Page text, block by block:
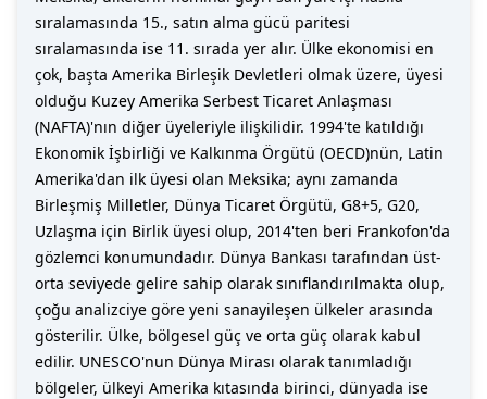
sıralamasında 15., satın alma gücü paritesi
sıralamasında ise 11. sırada yer alır. Ülke ekonomisi en
çok, başta Amerika Birleşik Devletleri olmak üzere, üyesi
olduğu Kuzey Amerika Serbest Ticaret Anlaşması
(NAFTA)'nın diğer üyeleriyle ilişkilidir. 1994'te katıldığı
Ekonomik İşbirliği ve Kalkınma Örgütü (OECD)nün, Latin
Amerika'dan ilk üyesi olan Meksika; aynı zamanda
Birleşmiş Milletler, Dünya Ticaret Örgütü, G8+5, G20,
Uzlaşma için Birlik üyesi olup, 2014'ten beri Frankofon'da
gözlemci konumundadır. Dünya Bankası tarafından üst-
orta seviyede gelire sahip olarak sınıflandırılmakta olup,
çoğu analizciye göre yeni sanayileşen ülkeler arasında
gösterilir. Ülke, bölgesel güç ve orta güç olarak kabul
edilir. UNESCO'nun Dünya Mirası olarak tanımladığı
bölgeler, ülkeyi Amerika kıtasında birinci, dünyada ise